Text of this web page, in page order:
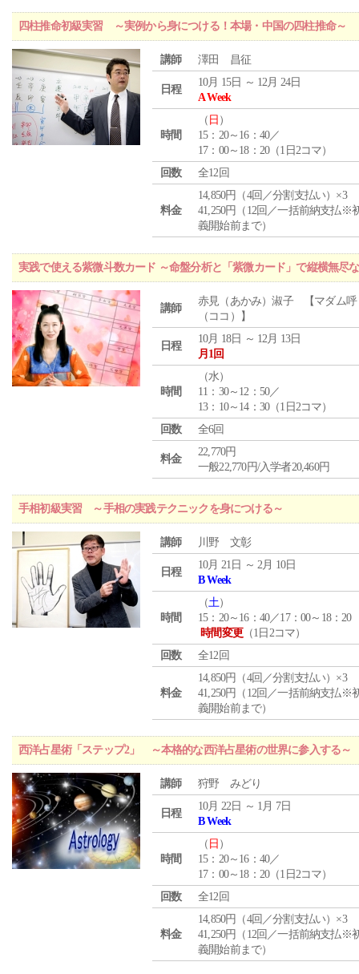
四柱推命初級実習 ～実例から身につける！本場・中国の四柱推命～
講師 澤田 昌征
日程
10月 15日 ～ 12月 24日
A Week
時間
（ 日 ）
15：20～16：40／
17：00～18：20（1日2コマ）
回数
全12回
料金
14,850円（4回／分割支払い）×3
41,250円（12回／一括前納支払※
義開始前まで）
実践で使える紫微斗数カード ～命盤分析と「紫微カード」で縦横無尽
講師
赤見（あかみ）淑子 【マダム呼
（ココ）】
日程
10月 18日 ～ 12月 13日
月1回
時間
（水）
11：30～12：50／
13：10～14：30（1日2コマ）
回数
全6回
料金
22,770円
一般22,770円/入学者20,460円
手相初級実習 ～手相の実践テクニックを身につける～
講師 川野 文彰
日程
10月 21日 ～ 2月 10日
B Week
時間
（土）
15：20～16：40／17：00～18：20
時間変更（1日2コマ）
回数
全12回
料金
14,850円（4回／分割支払い）×3
41,250円（12回／一括前納支払※
義開始前まで）
西洋占星術「ステップ2」 ～本格的な西洋占星術の世界に参入する～
講師 狩野 みどり
日程
10月 22日 ～ 1月 7日
B Week
時間
（ 日 ）
15：20～16：40／
17：00～18：20（1日2コマ）
回数
全12回
料金
14,850円（4回／分割支払い）×3
41,250円（12回／一括前納支払※
義開始前まで）